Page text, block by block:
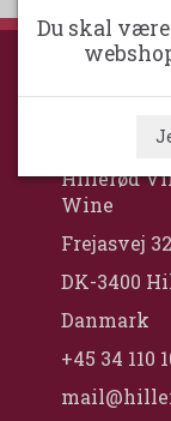
Hillerød
Wine
Frejasvej 32
DK-3400
Danmark
+45 34 110
Du skal